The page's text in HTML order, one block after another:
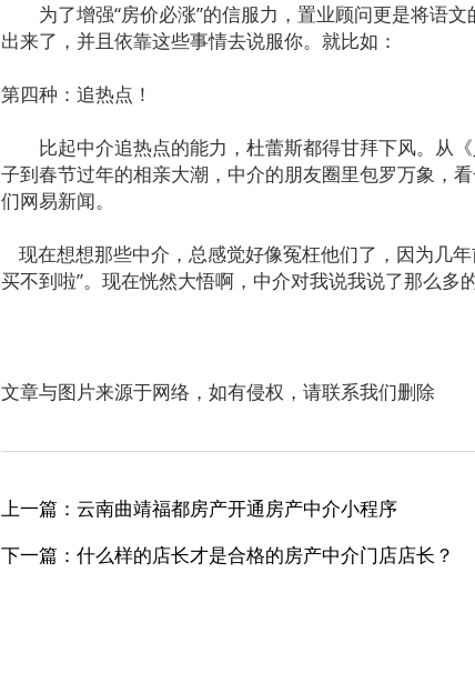
为了增强“房价必涨”的信服力，置业顾问更是将语文
出来了，并且依靠这些事情去说服你。就比如：
第四种：追热点！
比起中介追热点的能力，杜蕾斯都得甘拜下风。从《
子到春节过年的相亲大潮，中介的朋友圈里包罗万象，
们网易新闻。
现在想想那些中介，总感觉好像冤枉他们了，因为几
买不到啦”。现在恍然大悟啊，中介对我说我说了那么多
文章与图片来源于网络，如有侵权，请联系我们删除
上一篇：云南曲靖福都房产开通房产中介小程序
下一篇：什么样的店长才是合格的房产中介门店店长？